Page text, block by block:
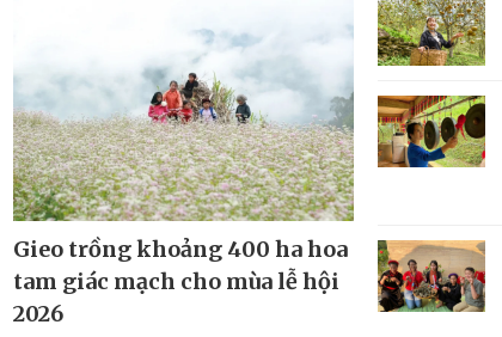
Gieo trồng khoảng 400 ha hoa
tam giác mạch cho mùa lễ hội
2026